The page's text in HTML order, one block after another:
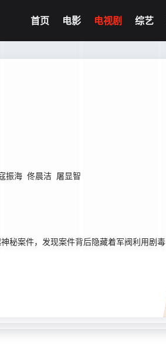
首页 电影 电视剧 综艺
振海 佟晨洁 屠显智
秘案件，发现案件背后隐藏着军阀利用剧毒